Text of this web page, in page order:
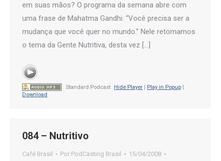
em suas mãos? O programa da semana abre com
uma frase de Mahatma Gandhi: “Você precisa ser a
mudança que você quer no mundo.” Nele retomamos
o tema da Gente Nutritiva, desta vez […]
Standard Podcast Hide Player | Play in Popup |
Download
084 – Nutritivo
Café Brasil Por PodCasting Brasil
15/04/2008